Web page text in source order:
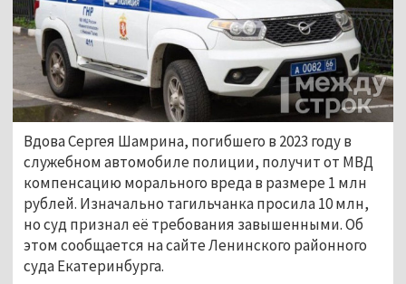
служебном автомобиле полиции, получит от МВД
компенсацию морального вреда в размере 1 млн
рублей. Изначально тагильчанка просила 10 млн,
но суд признал её требования завышенными. Об
этом сообщается на сайте Ленинского районного
суда Екатеринбурга.